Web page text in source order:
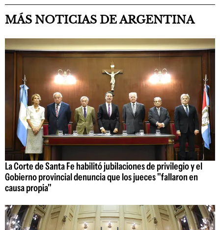
MÁS NOTICIAS DE ARGENTINA
La Corte de Santa Fe habilitó jubilaciones de privilegio y el
Gobierno provincial denuncia que los jueces "fallaron en
causa propia"